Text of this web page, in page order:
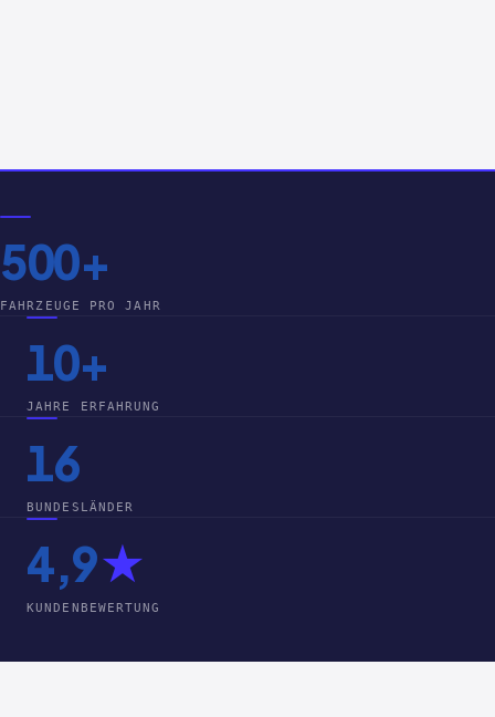
500+
FAHRZEUGE PRO JAHR
10+
JAHRE ERFAHRUNG
16
BUNDESLÄNDER
4,9★
KUNDENBEWERTUNG